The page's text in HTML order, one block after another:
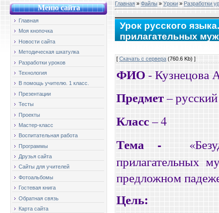
Меню сайта
Главная
Моя кнопочка
Новости сайта
Методическая шкатулка
Разработки уроков
Технология
В помощь учителю. 1 класс.
Презентации
Тесты
Проекты
Мастер-класс
Воспитательная работа
Программы
Друзья сайта
Сайты для учителей
Фотоальбомы
Гостевая книга
Обратная связь
Карта сайта
Главная » Файлы » Уроки » Разработки
Урок русского
прилагательных
[ Скачать с сервера (760.6 Kb) ]
ФИО - Кузнецова
Предмет–
Класс– 4
Тема -
прилагательных
предложном
Цель: